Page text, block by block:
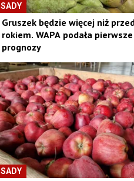
SADY
Gruszek będzie więcej niż
rokiem. WAPA podała pierwsze
prognozy
SADY